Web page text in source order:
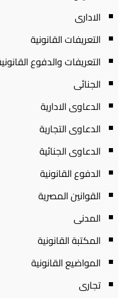
الادارى
التعريفات القانونية
التعريفات والدفوع
الجنائى
الدعاوى الادارية
الدعاوى التجارية
الدعاوى الجنائية
الدفوع القانونية
القوانين المصرية
المدنى
المكتبة القانونية
المواضيع القانونية
تجارى